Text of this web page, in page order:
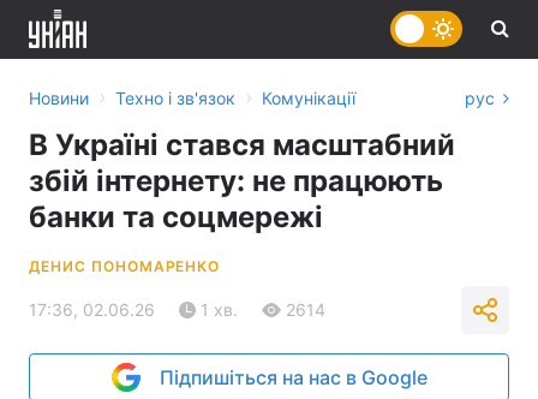
Новини › Техно і зв'язок › Комунікації рус
В Україні стався масштабний
збій інтернету: не працюють
банки та соцмережі
ДЕНИС ПОНОМАРЕНКО
17:36, 02.06.26 1 хв. 2614
Підпишіться на нас в Google